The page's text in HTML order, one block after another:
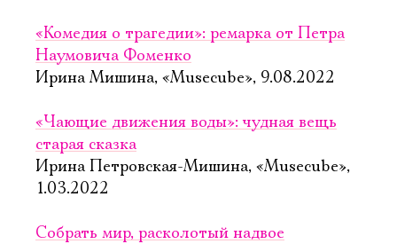
«Комедия о трагедии»: ремарка от Петра
Наумовича Фоменко
Ирина Мишина, «Musecube», 9.08.2022
«Чающие движения воды»: чудная вещь
старая сказка
Ирина Петровская-Мишина, «Musecube»,
1.03.2022
Собрать мир, расколотый надвое